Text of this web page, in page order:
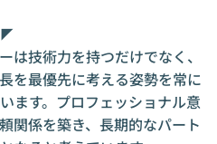
は技術力を持つだけでなく、
を最優先に考える姿勢を常に
ます。プロフェッショナル意
関係を築き、長期的なパート